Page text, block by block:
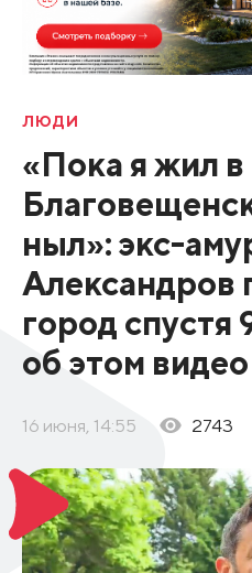
ЛЮДИ
«Пока я жил в
ныл»: экс-
Александров
город спустя
об этом видео
16 июня, 14:55 2743